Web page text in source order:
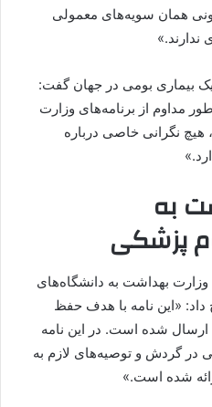
همان سویه‌های معمولی
ندارند.»
به تبدیل کووید-۱۹ به یک بیماری بومی در جهان گفت:
مداوم از برنامه‌های وزارت
نگرانی خاصی درباره
به
پزشکی
وزارت بهداشت به دانشگاه‌های
«این نامه با هدف حفظ
شده است. در این نامه
در گردش و توصیه‌های لازم به
شده است.»